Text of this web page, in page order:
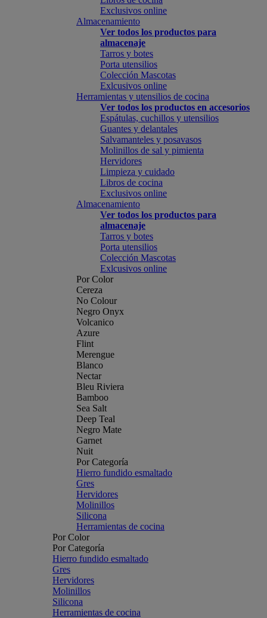
Exclusivos online
Almacenamiento
Ver todos los productos para
almacenaje
Tarros y botes
Porta utensilios
Colección Mascotas
Exlcusivos online
Herramientas y utensilios de cocina
Ver todos los productos en accesorios
Espátulas, cuchillos y utensilios
Guantes y delantales
Salvamanteles y posavasos
Molinillos de sal y pimienta
Hervidores
Limpieza y cuidado
Libros de cocina
Exclusivos online
Almacenamiento
Ver todos los productos para
almacenaje
Tarros y botes
Porta utensilios
Colección Mascotas
Exlcusivos online
Por Color
Cereza
No Colour
Negro Onyx
Volcanico
Azure
Flint
Merengue
Blanco
Nectar
Bleu Riviera
Bamboo
Sea Salt
Deep Teal
Negro Mate
Garnet
Nuit
Por Categoría
Hierro fundido esmaltado
Gres
Hervidores
Molinillos
Silicona
Herramientas de cocina
Por Color
Por Categoría
Hierro fundido esmaltado
Gres
Hervidores
Molinillos
Silicona
Herramientas de cocina